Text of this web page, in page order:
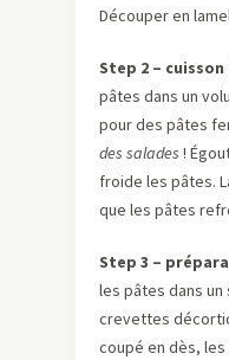
Découper en
Step 2 –
pâtes dans un
pour des pâtes
des salades !
froide les pâtes.
que les pâtes
Step 3 –
les pâtes dans
crevettes
coupé en dès,